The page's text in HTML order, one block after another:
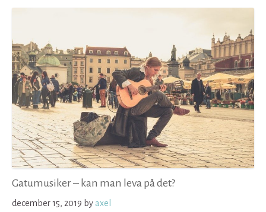
Gatumusiker – kan man leva på det?
december 15, 2019 by axel